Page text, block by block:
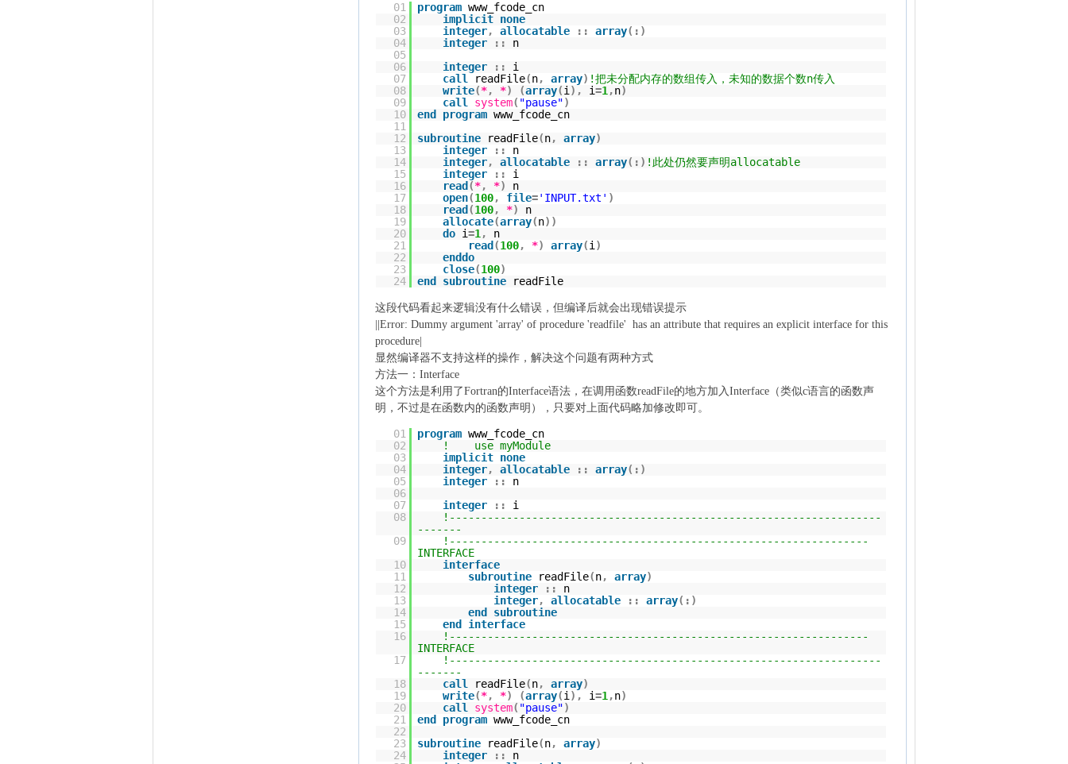
01 program www_fcode_cn
02
implicit none
03
integer, allocatable :: array( : )
04
integer ::
n
05
06
integer ::
i
07
call readFile(n, array) !把未分配内存的数组传入，未知的数据个数n传入
08
write(*, *) (array(i ) , i=1 ,n)
09
call system( "pause")
10
end program www_fcode_cn
11
12
subroutine readFile(n, array)
13
integer ::
n
14
integer, allocatable :: array( : ) !此处仍然要声明allocatable
15
integer ::
i
16
read (*, *)
n
17
open(100, file='INPUT.txt' )
18
read (100, *)
n
19
allocate(array(n) )
20
do i=1 ,
n
21
read (100, *) array(i )
22
enddo
23
close(100)
24
end subroutine readFile
这段代码看起来逻辑没有什么错误，但编译后就会出现错误提示
||Error: Dummy argument 'array' of procedure 'readfile' has an attribute that requires an explicit interface for this
procedure|
显然编译器不支持这样的操作，解决这个问题有两种方式
方法一：Interface
这个方法是利用了Fortran的Interface语法，在调用函数readFile的地方加入Interface（类似c语言的函数声
明，不过是在函数内的函数声明），只要对上面代码略加修改即可。
01 program www_fcode_cn
02
! use myModule
03
implicit none
04
integer, allocatable :: array( : )
05
integer ::
n
06
07
integer ::
i
08
!--------------------------------------------------------------------
-------
09
!------------------------------------------------------------------
INTERFACE
10
interface
11
subroutine readFile(n, array)
12
integer ::
n
13
integer, allocatable :: array( : )
14
end
subroutine
15
end
interface
16
!------------------------------------------------------------------
INTERFACE
17
!--------------------------------------------------------------------
-------
18
call readFile(n, array)
19
write(*, *) (array(i ) , i=1 ,n)
20
call system( "pause")
21
end program www_fcode_cn
22
23
subroutine readFile(n, array)
24
integer ::
n